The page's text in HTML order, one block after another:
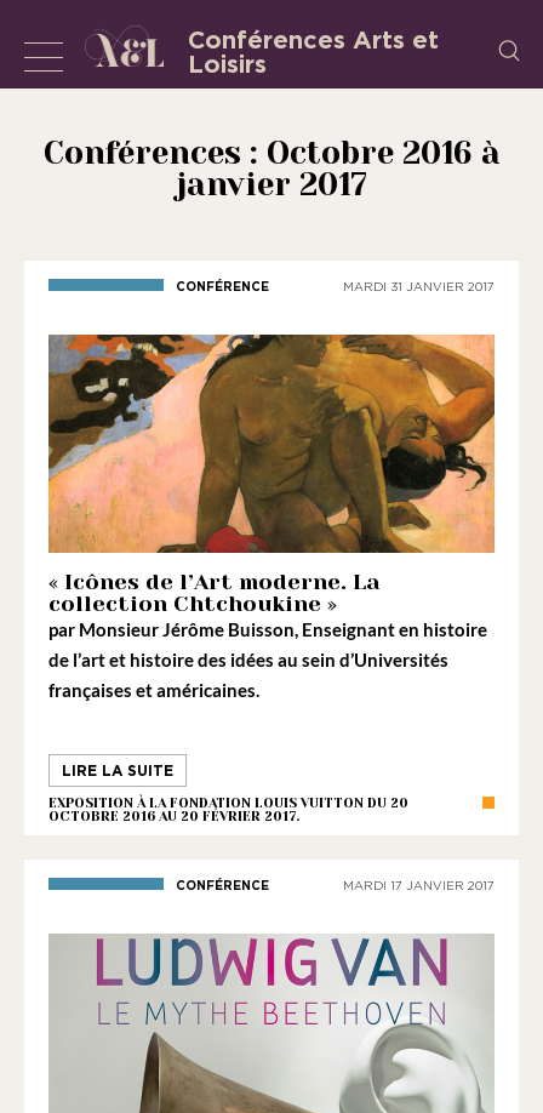
contenu
Conférences Arts et
Loisirs
L’Association
«
Conférences
»
une
association
régie
par
la
de
1901
ayant
une
vocation
culturelle.
Afficher
masquer
Conférences : Octobre 2016 à
janvier 2017
CONFÉRENCE MARDI 31 JANVIER 2017
« Icônes de l’Art moderne. La
collection Chtchoukine »
par Monsieur Jérôme Buisson, Enseignant en histoire
de l’art et histoire des idées au sein d’Universités
françaises et américaines.
LIRE LA SUITE
EXPOSITION À LA FONDATION LOUIS VUITTON DU 20
OCTOBRE 2016 AU 20 FÉVRIER 2017.
CONFÉRENCE MARDI 17 JANVIER 2017